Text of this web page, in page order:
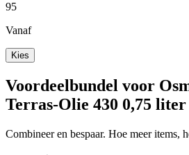
95
Vanaf
Kies
Voordeelbundel voor
Terras-Olie 430 0,75 liter
Combineer en bespaar. Hoe meer items,